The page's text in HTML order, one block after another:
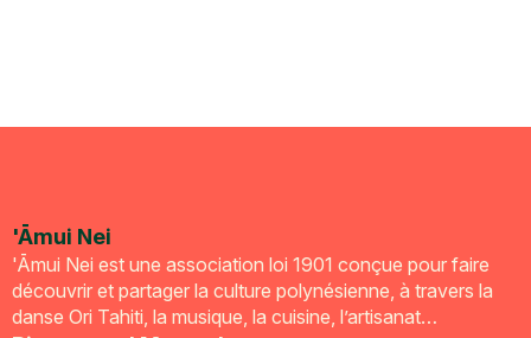
'Āmui Nei
'Āmui Nei est une association loi 1901 conçue pour faire
découvrir et partager la culture polynésienne, à travers la
danse Ori Tahiti, la musique, la cuisine, l’artisanat…